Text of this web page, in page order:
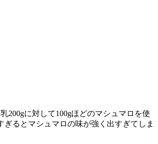
200gに対して100gほどのマシュマロを使
るとマシュマロの味が強く出すぎてしま